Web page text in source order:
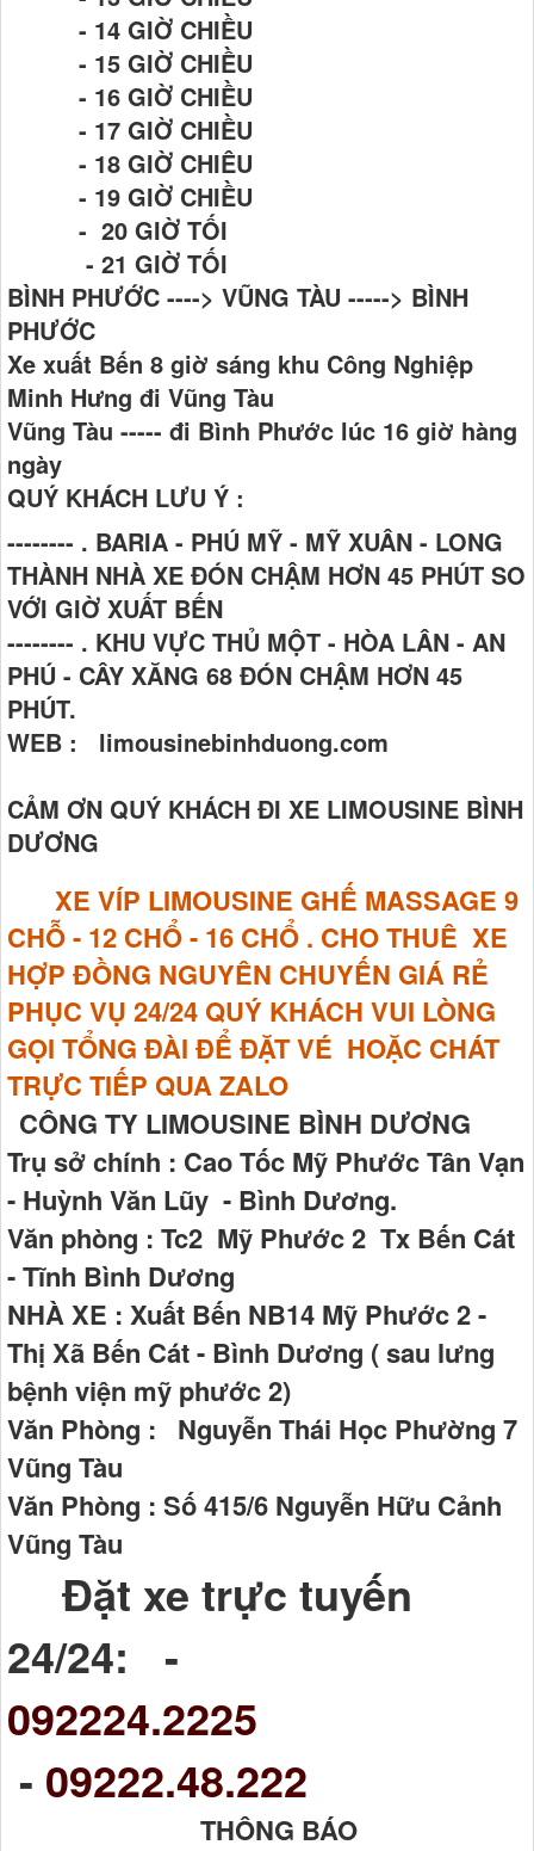
- 14 GIỜ CHIỀU
- 15 GIỜ CHIỀU
- 16 GIỜ CHIỀU
- 17 GIỜ CHIỀU
- 18 GIỜ CHIÊU
- 19 GIỜ CHIỀU
- 20 GIỜ TỐI
- 21 GIỜ TỐI
BÌNH PHƯỚC ----> VŨNG TÀU -----> BÌNH
PHƯỚC
Xe xuất Bến 8 giờ sáng khu Công Nghiệp
Minh Hưng đi Vũng Tàu
Vũng Tàu ----- đi Bình Phước lúc 16 giờ hàng
ngày
QUÝ KHÁCH LƯU Ý :
-------- . BARIA - PHÚ MỸ - MỸ XUÂN - LONG
THÀNH NHÀ XE ĐÓN CHẬM HƠN 45 PHÚT SO
VỚI GIỜ XUẤT BẾN
-------- . KHU VỰC THỦ MỘT - HÒA LÂN - AN
PHÚ - CÂY XĂNG 68 ĐÓN CHẬM HƠN 45
PHÚT.
WEB : limousinebinhduong.com
CẢM ƠN QUÝ KHÁCH ĐI XE LIMOUSINE BÌNH
DƯƠNG
XE VÍP LIMOUSINE GHẾ MASSAGE 9
CHỖ - 12 CHỔ - 16 CHỔ . CHO THUÊ XE
HỢP ĐỒNG NGUYÊN CHUYẾN GIÁ RẺ
PHỤC VỤ 24/24 QUÝ KHÁCH VUI LÒNG
GỌI TỔNG ĐÀI ĐỂ ĐẶT VÉ HOẶC CHÁT
TRỰC TIẾP QUA ZALO
CÔNG TY LIMOUSINE BÌNH DƯƠNG
Trụ sở chính : Cao Tốc Mỹ Phước Tân Vạn
- Huỳnh Văn Lũy - Bình Dương.
Văn phòng : Tc2 Mỹ Phước 2 Tx Bến Cát
- Tĩnh Bình Dương
NHÀ XE : Xuất Bến NB14 Mỹ Phước 2 -
Thị Xã Bến Cát - Bình Dương ( sau lưng
bệnh viện mỹ phước 2)
Văn Phòng : Nguyễn Thái Học Phường 7
Vũng Tàu
Văn Phòng : Số 415/6 Nguyễn Hữu Cảnh
Vũng Tàu
Đặt xe trực tuyến
24/24: -
092224.2225
- 09222.48.222
THÔNG BÁO